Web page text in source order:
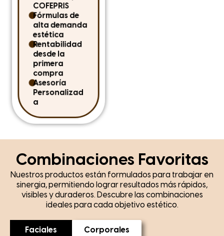
COFEPRIS
Fórmulas de
alta demanda
estética
Rentabilidad
desde la
primera
compra
Asesoría
Personalizad
a
Combinaciones Favoritas
Nuestros productos están formulados para trabajar en
sinergia, permitiendo lograr resultados más rápidos,
visibles y duraderos. Descubre las combinaciones
ideales para cada objetivo estético.
Faciales Corporales